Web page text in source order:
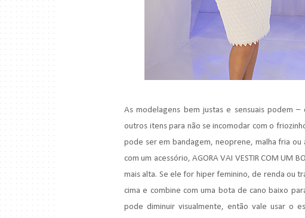
As modelagens bem justas e sensuais podem
outros itens para não se incomodar com o
pode ser em bandagem, neoprene, malha fria
com um acessório, AGORA VAI VESTIR COM UM
mais alta. Se ele for hiper feminino, de renda ou
cima e combine com uma bota de cano baixo
pode diminuir visualmente, então vale usar o